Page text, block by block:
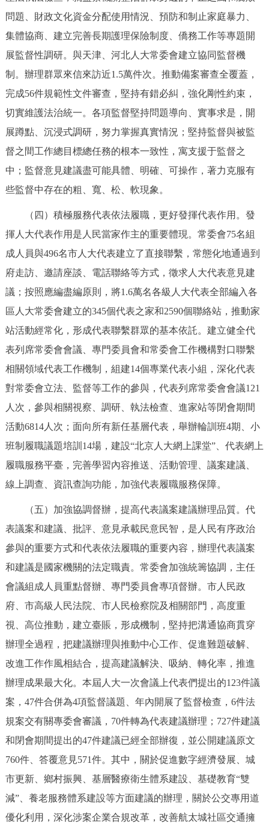
問題、財政文化資金分配使用情況、預防和制止家庭暴力、
集體協商、建立完善長期護理保險制度、僑務工作等專題開
展監督性調研。與天津、河北人大常委會建立協同監督機
制。辦理群眾來信來訪近1.5萬件次。推動備案審查全覆蓋，
完成56件規範性文件審查，堅持有錯必糾，強化剛性約束，
切實維護法治統一。各項監督堅持問題導向、實事求是，開
展蹲點、沉浸式調研，努力掌握真實情況；堅持監督與被監
督之間工作總目標總任務的根本一致性，寓支援于監督之
中；監督意見建議盡可能具體、明確、可操作，著力克服有
些監督中存在的粗、寬、松、軟現象。
（四）積極服務代表依法履職，更好發揮代表作用。發
揮人大代表作用是人民當家作主的重要體現。常委會75名組
成人員與496名市人大代表建立了直接聯繫，常態化地通過到
府走訪、邀請座談、電話聯絡等方式，徵求人大代表意見建
議；按照應編盡編原則，將1.6萬名各級人大代表全部編入各
區人大常委會建立的345個代表之家和2590個聯絡站，推動家
站活動經常化，形成代表聯繫群眾的基本依託。建立健全代
表列席常委會會議、專門委員會和常委會工作機構對口聯繫
相關領域代表工作機制，組建14個專業代表小組，深化代表
對常委會立法、監督等工作的參與，代表列席常委會會議121
人次，參與相關視察、調研、執法檢查、進家站等閉會期間
活動6814人次；面向所有新任基層代表，舉辦輪訓班4期、小
班制履職議題培訓14場，建設“北京人大網上課堂”、代表網上
履職服務平臺，完善學習內容推送、活動管理、議案建議、
線上調查、資訊查詢功能，加強代表履職服務保障。
（五）加強協調督辦，提高代表議案建議辦理品質。代
表議案和建議、批評、意見承載民意民智，是人民有序政治
參與的重要方式和代表依法履職的重要內容，辦理代表議案
和建議是國家機關的法定職責。常委會加強統籌協調，主任
會議組成人員重點督辦、專門委員會專項督辦。市人民政
府、市高級人民法院、市人民檢察院及相關部門，高度重
視、高位推動，建立臺賬，形成機制，堅持把溝通協商貫穿
辦理全過程，把建議辦理與推動中心工作、促進難題破解、
改進工作作風相結合，提高建議解決、吸納、轉化率，推進
辦理成果最大化。本屆人大一次會議上代表們提出的123件議
案，47件合併為4項監督議題、年內開展了監督檢查，6件法
規案交有關專委會審議，70件轉為代表建議辦理；727件建議
和閉會期間提出的47件建議已經全部辦復，並公開建議原文
760件、答覆意見571件。其中，關於促進數字經濟發展、城
市更新、鄉村振興、基層醫療衛生體系建設、基礎教育“雙
減”、養老服務體系建設等方面建議的辦理，關於公交專用道
優化利用，深化涉案企業合規改革，改善航太城社區交通擁